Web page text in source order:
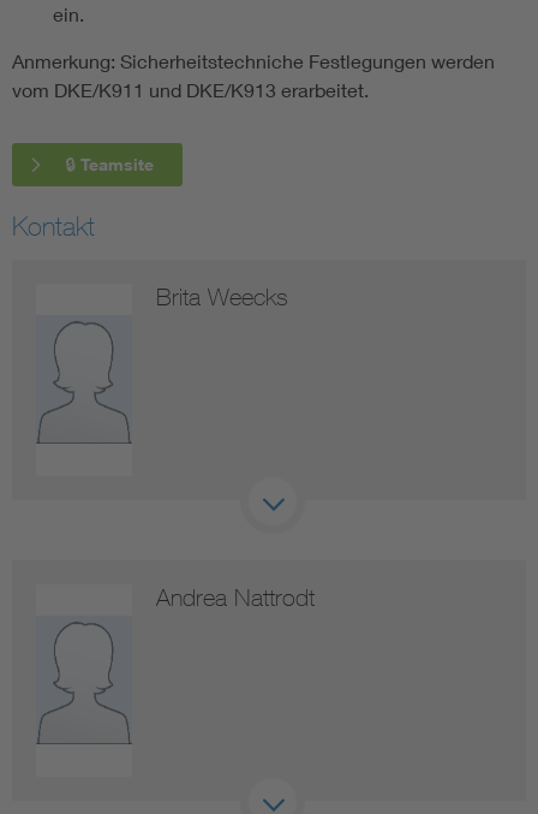
ein.
Anmerkung: Sicherheitstechniche Festlegungen werden
vom DKE/K911 und DKE/K913 erarbeitet.
🔒 Teamsite
Kontakt
Brita Weecks
Andrea Nattrodt